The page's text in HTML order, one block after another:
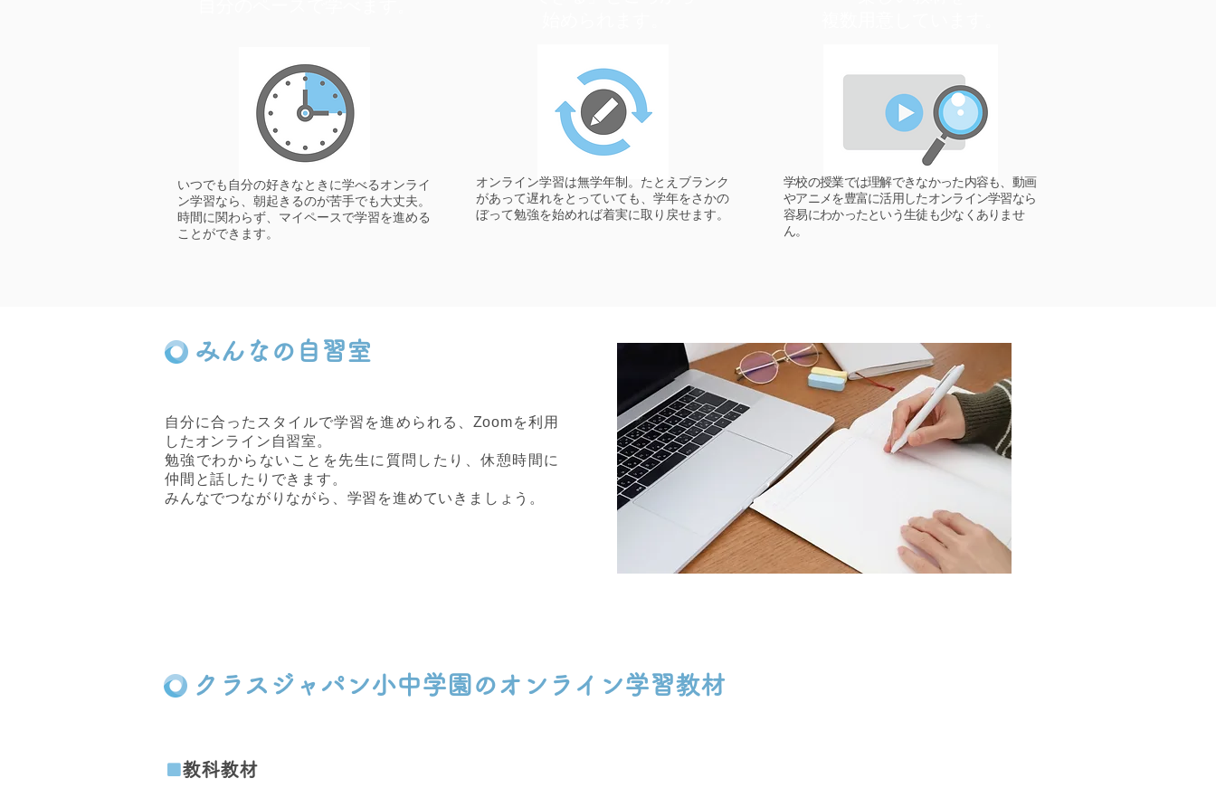
いつでも自分の好きなときに学べるオンライ
ン学習なら、朝起きるのが苦手でも大丈夫。
時間に関わらず、マイペースで学習を進める
ことができます。
オンライン学習は無学年制。たとえブランク
があって遅れをとっていても、学年をさかの
ぼって勉強を始めれば着実に取り戻せます。
学校の授業では理解できなかった内容も、動画
やアニメを豊富に活用したオンライン学習なら
容易にわかったという生徒も少なくありませ
ん。
​みんなの自習室
自分に合ったスタイルで学習を進められる、Zoomを利用
したオンライン自習室。
勉強でわからないことを先生に質問したり、休憩時間に
仲間と話したりできます。
みんなでつながりながら、学習を進めていきましょう。
クラスジャパン小中学園のオンライン学習教材
教科教材